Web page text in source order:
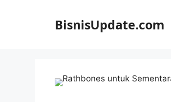
BisnisUpdate.com